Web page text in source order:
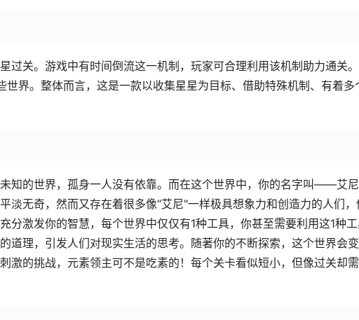
过关。游戏中有时间倒流这一机制，玩家可合理利用该机制助力通关
界。整体而言，这是一款以收集星星为目标、借助特殊机制、有着多
知的世界，孤身一人没有依靠。而在这个世界中，你的名字叫——艾尼
淡无奇，然而又存在着很多像“艾尼"一样极具想象力和创造力的人们，
分激发你的智慧，每个世界中仅仅有1种工具，你甚至需要利用这1种
道理，引发人们对现实生活的思考。随著你的不断探索，这个世界会
激的挑战，元素领主可不是吃素的！每个关卡看似短小，但像过关却